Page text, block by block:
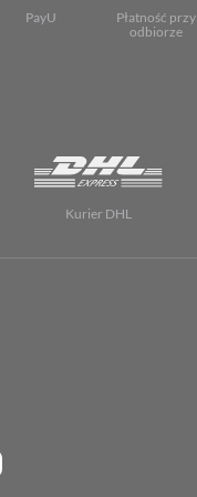
PayU
Płatność przy
odbiorze
Kurier DHL